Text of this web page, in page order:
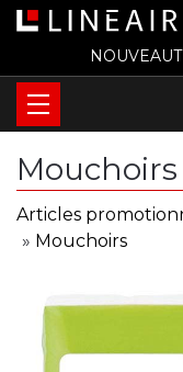
Articles
» Mouchoirs